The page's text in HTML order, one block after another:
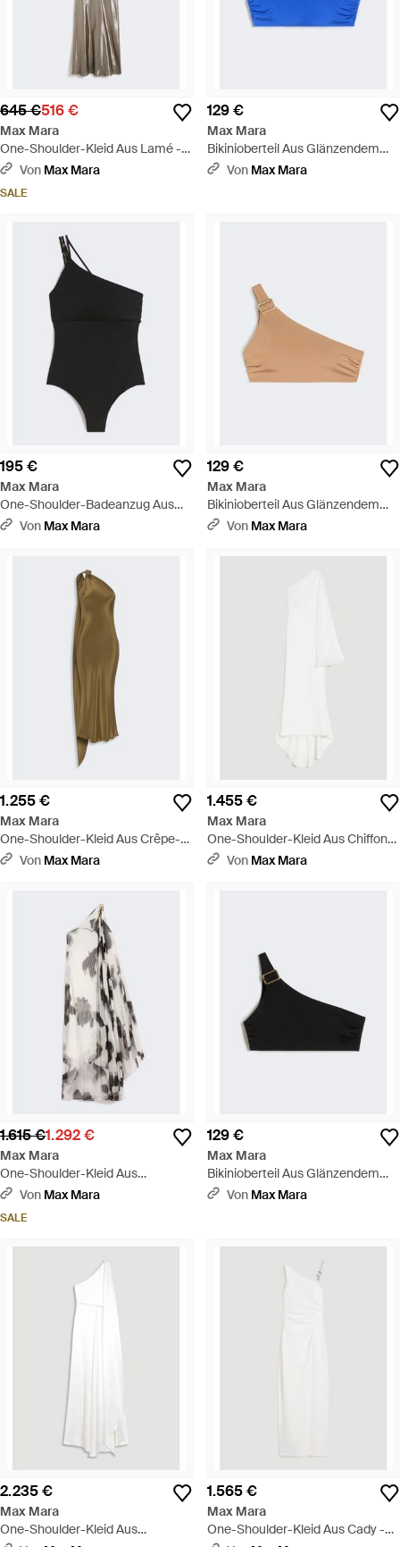
645 €516 €
Max Mara
One-Shoulder-Kleid Aus Lamé -
Natur
Von Max Mara
SALE
129 €
Max Mara
Bikinioberteil Aus Glänzendem
Jersey Mit One-Shoulder-Träger -
Von Max Mara
195 €
Max Mara
One-Shoulder-Badeanzug Aus
Jersey - Schwarz
Von Max Mara
129 €
Max Mara
Bikinioberteil Aus Glänzendem
Jersey Mit One-Shoulder-Träger -
Von Max Mara
1.255 €
Max Mara
One-Shoulder-Kleid Aus Crêpe-
De-Chine-Seide - Grün
Von Max Mara
1.455 €
Max Mara
One-Shoulder-Kleid Aus Chiffon
Und Cady - Weiß
Von Max Mara
1.615 €1.292 €
Max Mara
One-Shoulder-Kleid Aus
Bedrucktem Chiffon - Weiß
Von Max Mara
SALE
129 €
Max Mara
Bikinioberteil Aus Glänzendem
Jersey Mit One-Shoulder-Träger -
Von Max Mara
2.235 €
Max Mara
One-Shoulder-Kleid Aus
1.565 €
Max Mara
One-Shoulder-Kleid Aus Cady -